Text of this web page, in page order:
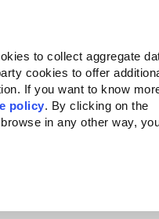
to collect aggregate
cookies to offer
If you want to know
policy. By clicking on the
in any other way,
Over ons